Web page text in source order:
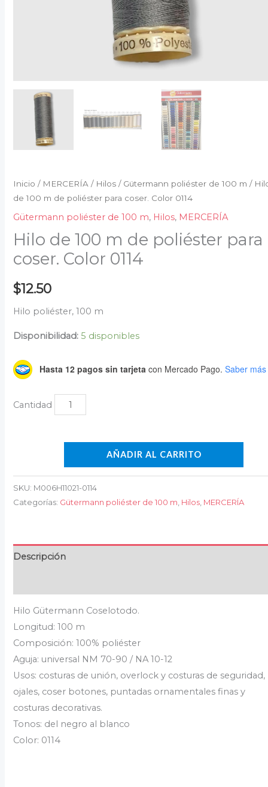
Inicio / MERCERÍA / Hilos / Gütermann poliéster de 100 m /
de 100 m de poliéster para coser. Color 0114
Gütermann poliéster de 100 m, Hilos, MERCERÍA
Hilo de 100 m de poliéster para
coser. Color 0114
$12.50
Hilo poliéster, 100 m
Disponibilidad: 5 disponibles
Hasta 12 pagos sin tarjeta con Mercado Pago. Saber más
AÑADIR AL CARRITO
SKU: M006H11021-0114
Categorías: Gütermann poliéster de 100 m Hilos MERCERÍA
Descripción
Hilo Gütermann Coselotodo.
Longitud: 100 m
Composición: 100% poliéster
Aguja: universal NM 70-90 / NA 10-12
Usos: costuras de unión, overlock y costuras de seguridad,
ojales, coser botones, puntadas ornamentales finas y
costuras decorativas.
Tonos: del negro al blanco
Color: 0114